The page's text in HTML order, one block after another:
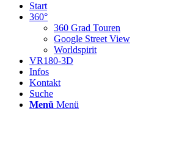
Start
360°
360 Grad Touren
Google Street View
Worldspirit
VR180-3D
Infos
Kontakt
Suche
Menü Menü